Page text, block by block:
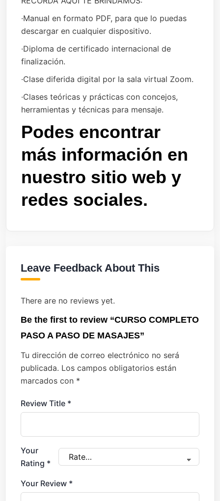
·Manual en formato PDF, para que lo puedas
descargar en cualquier dispositivo.
·Diploma de certificado internacional de
finalización.
·Clase diferida digital por la sala virtual Zoom.
·Clases teóricas y prácticas con concejos,
herramientas y técnicas para mensaje.
Podes encontrar
más información en
nuestro sitio web y
redes sociales.
Leave Feedback About This
There are no reviews yet.
Be the first to review “CURSO COMPLETO
PASO A PASO DE MASAJES”
Tu dirección de correo electrónico no será
publicada. Los campos obligatorios están
marcados con *
Review Title *
Your
Rating *
Your Review *